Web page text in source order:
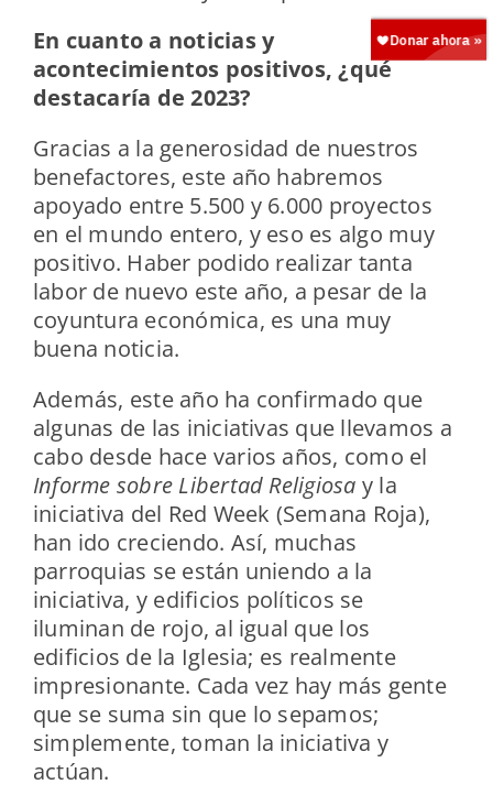
En cuanto a noticias y
acontecimientos positivos, ¿qué
destacaría de 2023?
Gracias a la generosidad de nuestros
benefactores, este año habremos
apoyado entre 5.500 y 6.000 proyectos
en el mundo entero, y eso es algo muy
positivo. Haber podido realizar tanta
labor de nuevo este año, a pesar de la
coyuntura económica, es una muy
buena noticia.
Además, este año ha confirmado que
algunas de las iniciativas que llevamos a
cabo desde hace varios años, como el
Informe sobre Libertad Religiosa y la
iniciativa del Red Week (Semana Roja),
han ido creciendo. Así, muchas
parroquias se están uniendo a la
iniciativa, y edificios políticos se
iluminan de rojo, al igual que los
edificios de la Iglesia; es realmente
impresionante. Cada vez hay más gente
que se suma sin que lo sepamos;
simplemente, toman la iniciativa y
actúan.